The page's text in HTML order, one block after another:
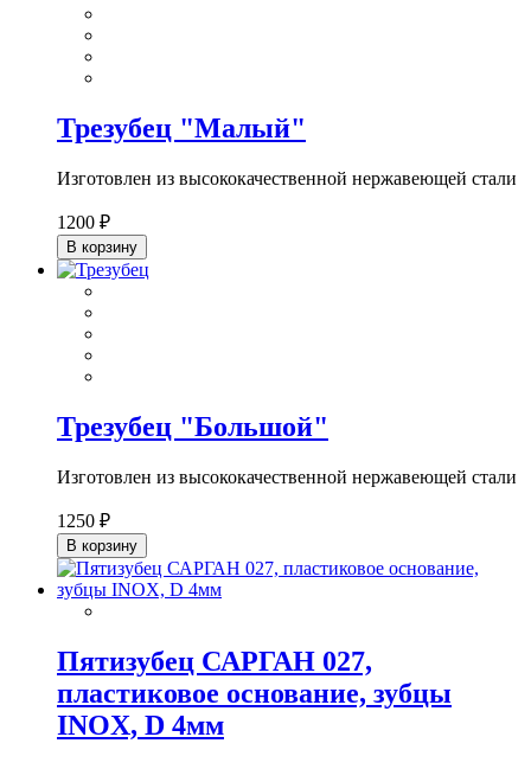
Трезубец "Малый"
Изготовлен из высококачественной нержавеющей стали
1200 ₽
В корзину
Трезубец "Большой"
Изготовлен из высококачественной нержавеющей стали
1250 ₽
В корзину
Пятизубец САРГАН 027,
пластиковое основание, зубцы
INOX, D 4мм